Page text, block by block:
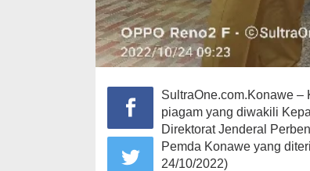
SultraOne.com.Konawe –
piagam yang diwakili
Direktorat Jenderal
Pemda Konawe yang
24/10/2022)